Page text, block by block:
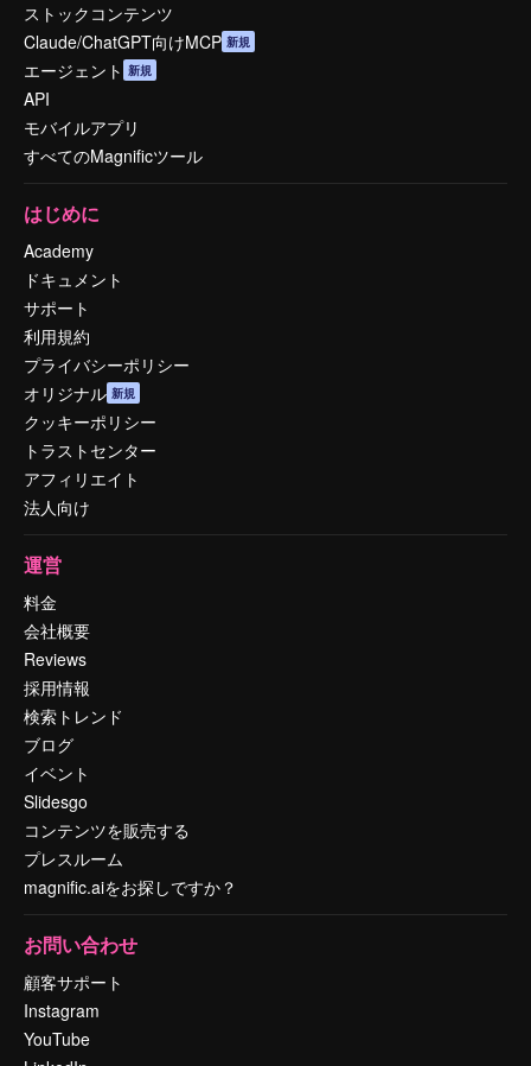
ストックコンテンツ
Claude/ChatGPT向けMCP 新規
エージェント 新規
API
モバイルアプリ
すべてのMagnificツール
はじめに
Academy
ドキュメント
サポート
利用規約
プライバシーポリシー
オリジナル 新規
クッキーポリシー
トラストセンター
アフィリエイト
法人向け
運営
料金
会社概要
Reviews
採用情報
検索トレンド
ブログ
イベント
Slidesgo
コンテンツを販売する
プレスルーム
magnific.aiをお探しですか？
お問い合わせ
顧客サポート
Instagram
YouTube